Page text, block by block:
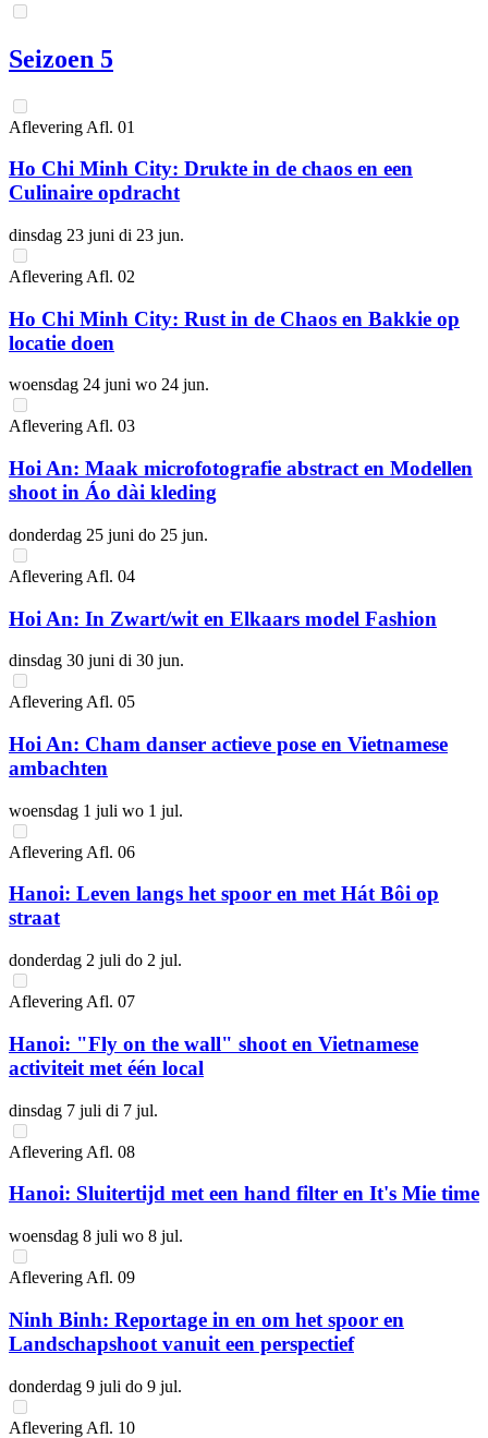
Seizoen 5
Aflevering Afl. 01
Ho Chi Minh City: Drukte in de chaos en een
Culinaire opdracht
dinsdag 23 juni di 23 jun.
Aflevering Afl. 02
Ho Chi Minh City: Rust in de Chaos en Bakkie op
locatie doen
woensdag 24 juni wo 24 jun.
AfleveringAfl. 03
Hoi An: Maak microfotografie abstract en Modellen
shoot in Áo dài kleding
donderdag 25 juni do 25 jun.
Aflevering Afl. 04
Hoi An: In Zwart/wit en Elkaars model Fashion
dinsdag 30 juni di 30 jun.
Aflevering Afl. 05
Hoi An: Cham danser actieve pose en Vietnamese
ambachten
woensdag 1 juli wo 1 jul.
Aflevering Afl. 06
Hanoi: Leven langs het spoor en met Hát Bôi op
straat
donderdag 2 juli do 2 jul.
Aflevering Afl. 07
Hanoi: "Fly on the wall" shoot en Vietnamese
activiteit met één local
dinsdag 7 juli di 7 jul.
Aflevering Afl. 08
Hanoi: Sluitertijd met een hand filter en It's Mie time
woensdag 8 juli wo 8 jul.
Aflevering Afl. 09
Ninh Binh: Reportage in en om het spoor en
Landschapshoot vanuit een perspectief
donderdag 9 juli do 9 jul.
Aflevering Afl. 10